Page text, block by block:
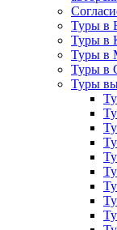
Туры в
Туры в
Туры в
Туры в
Туры